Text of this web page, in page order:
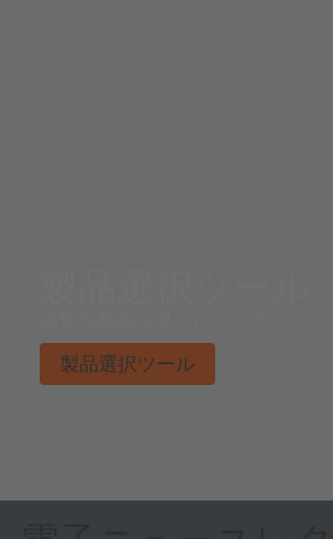
製品選択ツール